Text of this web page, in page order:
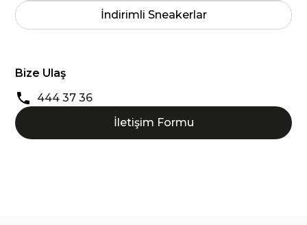
İndirimli Sneakerlar
Bize Ulaş
444 37 36
İletişim Formu